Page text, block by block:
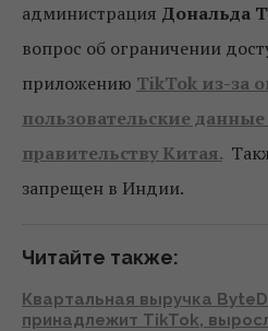
администрация Дональда
вопрос об ограничении
приложению TikTok из-за
пользовательские
правительству Китая.
запрещен в Индии.
Читайте также:
Квартальная выручка
принадлежит TikTok,